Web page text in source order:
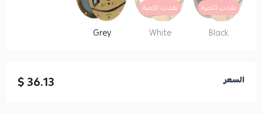
نفدت الكمية
Black
نفدت الكمية
White
Grey
السعر 36.13 $